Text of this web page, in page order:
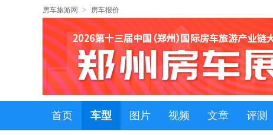
房车旅游网 > 房车报价
首页 车型 图片 视频 文章 评测